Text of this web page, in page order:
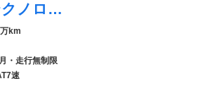
ゴルフヴァリアント ＴＳＩハイラインブルーモーションテクノロジー Ｂｌｕｅｔｏｏｔｈオーディオ 緊急ブレーキ ＡＢＳ エアコン 電格ミラー ナビ キーレス サイドエアバッグ バックカメラ オートライト ターボ
km
・走行無制限
速